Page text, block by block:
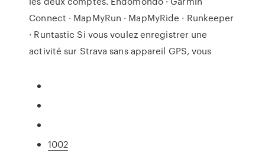
Connect · MapMyRun · MapMyRide · Runkeeper
· Runtastic Si vous voulez enregistrer une
activité sur Strava sans appareil GPS, vous
1002